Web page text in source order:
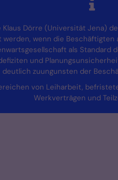
Klaus Dörre (Universität Jena)
wenn die
als
und
deutlich zuungunsten der
von Leiharbeit,
Werkverträgen und